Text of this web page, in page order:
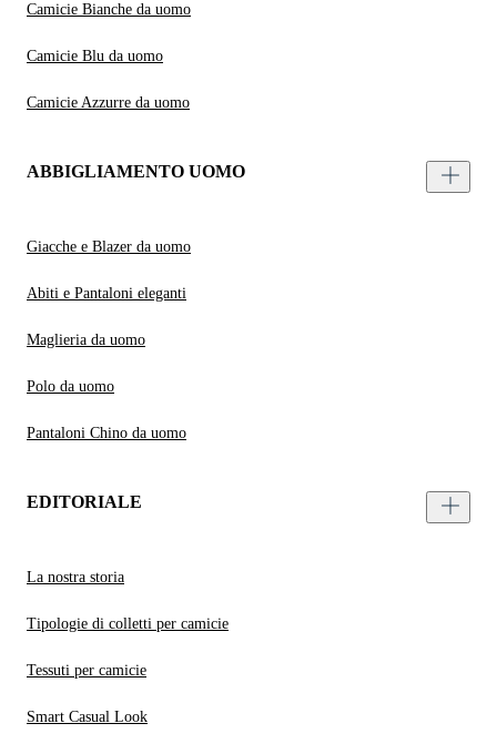
Camicie Bianche da uomo
Camicie Blu da uomo
Camicie Azzurre da uomo
ABBIGLIAMENTO UOMO
Giacche e Blazer da uomo
Abiti e Pantaloni eleganti
Maglieria da uomo
Polo da uomo
Pantaloni Chino da uomo
EDITORIALE
La nostra storia
Tipologie di colletti per camicie
Tessuti per camicie
Smart Casual Look